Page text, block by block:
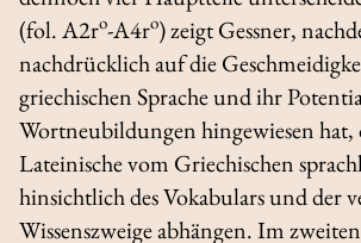
(fol. A2ro-A4ro) zeigt Gessner,
nachdrücklich auf die
griechischen Sprache und ihr
Wortneubildungen hingewiesen hat,
Lateinische vom Griechischen
hinsichtlich des Vokabulars und der
Wissenszweige abhängen. Im